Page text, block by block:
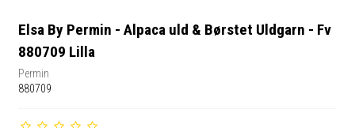
Elsa By Permin - Alpaca uld & Børstet Uldgarn - Fv
880709 Lilla
Permin
880709